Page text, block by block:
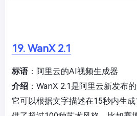
19. WanX 2.1
标语：阿里云的AI视频生成器
介绍 ：WanX 2.1是阿里云新发布
它可以根据文字描述在15秒内生